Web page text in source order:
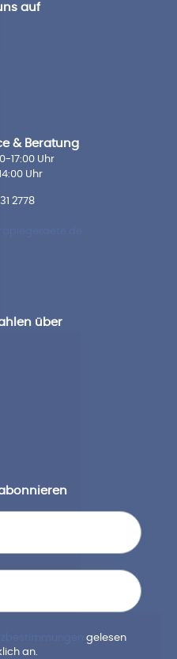
auf
& Beratung
17:00 Uhr
Uhr
2778
über
gelesen
an.